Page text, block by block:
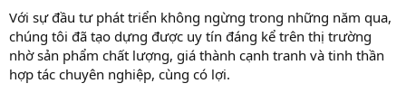
Với sự đầu tư phát triển không ngừng trong những năm qua,
chúng tôi đã tạo dựng được uy tín đáng kể trên thị trường
nhờ sản phẩm chất lượng, giá thành cạnh tranh và tinh thần
hợp tác chuyên nghiệp, cùng có lợi.